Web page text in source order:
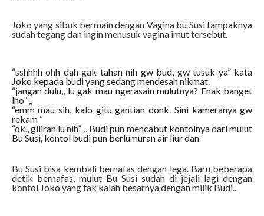
Joko yang sibuk bermain dengan Vagina bu Susi tampaknya
sudah tegang dan ingin menusuk vagina imut tersebut.
“sshhhh ohh dah gak tahan nih gw bud, gw tusuk ya” kata
Joko kepada budi yang sedang mendesah nikmat.
“jangan dulu,, lu gak mau ngerasain mulutnya? Enak banget
lho” ,,
“emm mau sih, kalo gitu gantian donk. Sini kameranya gw
rekam “
“ok,, giliran lu nih” ,, Budi pun mencabut kontolnya dari mulut
Bu Susi, kontol budi pun berlumuran air liur dan
Bu Susi bisa kembali bernafas dengan lega. Baru beberapa
detik bernafas, mulut Bu Susi sudah di jejali lagi dengan
kontol Joko yang tak kalah besarnya dengan milik Budi..